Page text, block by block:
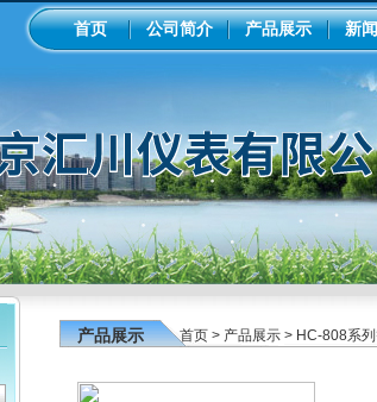
首页 公司简介 产品展示 新
产品展示 首页> 产品展示> HC-808系